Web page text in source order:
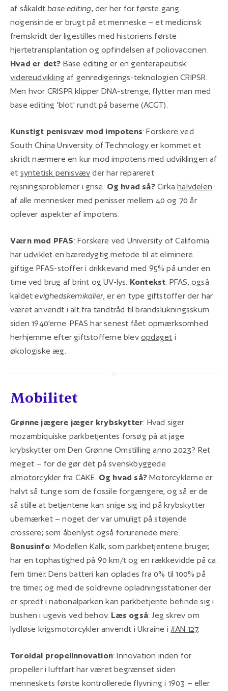
af såkaldtbase editing, der her for første gang
nogensinde er brugt på et menneske – et medicinsk
fremskridt der ligestilles med historiens første
hjertetransplantation og opfindelsen af poliovaccinen.
Hvad er det? Base editing er en genterapeutisk
videreudvikling af genredigerings-teknologien CRIPSR.
Men hvor CRISPR klipper DNA-strenge, flytter man med
base editing 'blot' rundt på baserne (ACGT).
Kunstigt penisvæv mod impotens: Forskere ved
South China University of Technology er kommet et
skridt nærmere en kur mod impotens med udviklingen af
et syntetisk penisvæv der har repareret
rejsningsproblemer i grise. Og hvad så?Cirkahalvdelen
af alle mennesker med penisser mellem 40 og 70 år
oplever aspekter af impotens.
Værn mod PFAS: Forskere ved University of California
har udviklet en bæredygtig metode til at eliminere
giftige PFAS-stoffer i drikkevand med 95% på under en
time ved brug af brint og UV-lys. Kontekst: PFAS, også
kaldetevighedskemikalier, er en type giftstoffer der har
været anvendt i alt fra tandtråd til brandslukningsskum
siden 1940'erne. PFAS har senest fået opmærksomhed
herhjemme efter giftstofferne blev opdaget i
økologiske æg.
Mobilitet
Grønne jægere jæger krybskytter: Hvad siger
mozambiquiske parkbetjentes forsøg på at jage
krybskytter om Den Grønne Omstilling anno 2023? Ret
meget – for de gør det på svenskbyggede
elmotorcyklerfra CAKE. Og hvad så?Motorcyklerne er
halvt så tunge som de fossile forgængere, og så er de
så stille at betjentene kan snige sig ind på krybskytter
ubemærket – noget der var umuligt på støjende
crossere; som åbenlyst også forurenede mere.
Bonusinfo: Modellen Kalk, som parkbetjentene bruger,
har en tophastighed på 90 km/t og en rækkevidde på ca.
fem timer. Dens batteri kan oplades fra 0% til 100% på
tre timer, og med de soldrevne opladningsstationer der
er spredt i nationalparken kan parkbetjente befinde sig i
bushen i ugevis ved behov. Læs også: Jeg skrev om
lydløse krigsmotorcykler anvendt i Ukraine i #AN 127.
Toroidal propelinnovation: Innovation inden for
propeller i luftfart har været begrænset siden
menneskets første kontrollerede flyvning i 1903 – eller